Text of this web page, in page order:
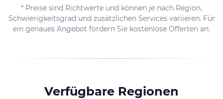
* Preise sind Richtwerte und können je nach Region,
Schwierigkeitsgrad und zusätzlichen Services variieren. Für
ein genaues Angebot fordern Sie kostenlose Offerten an.
Verfügbare Regionen